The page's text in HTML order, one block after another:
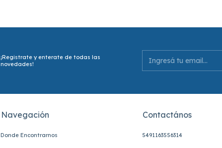
¡Registrate y enterate de todas las
novedades!
Navegación
Donde Encontrarnos
Contactános
5491163556314